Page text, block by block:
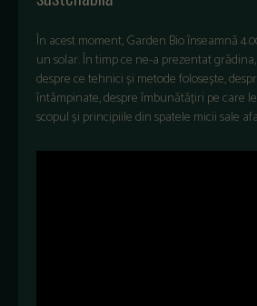
În acest moment, Garden Bio înseamnă
un solar. În timp ce ne-a prezentat
despre ce tehnici și metode folosește,
întâmpinate, despre îmbunătățiri pe care
scopul și principiile din spatele micii sale